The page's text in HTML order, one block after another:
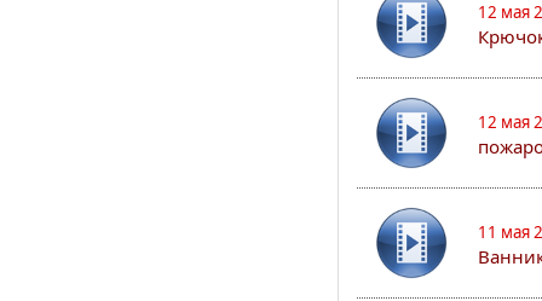
12 мая
12 мая
11 мая